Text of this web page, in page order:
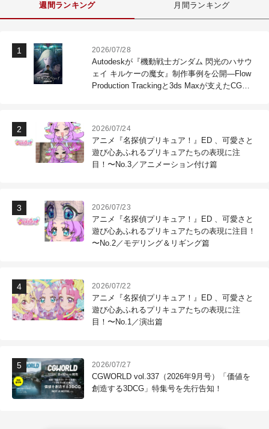
週間ランキング 月間ランキング
2026/07/28
Autodeskが『機動戦士ガンダム 閃光のハサウ
ェイ キルケーの魔女』制作事例を公開―Flow
Production Trackingと3ds Maxが支えたCG制
2026/07/24
アニメ『名探偵プリキュア！』ED 、可愛さと
遊び心あふれるプリキュアたちの表現に注
目！〜No.3／アニメーション付け篇
2026/07/23
アニメ『名探偵プリキュア！』ED 、可愛さと
遊び心あふれるプリキュアたちの表現に注目！
〜No.2／モデリング＆リギング篇
2026/07/22
アニメ『名探偵プリキュア！』ED 、可愛さと
遊び心あふれるプリキュアたちの表現に注
目！〜No.1／演出篇
2026/07/27
CGWORLD vol.337（2026年9月号）「価値を
創造する3DCG」特集号を先行告知！